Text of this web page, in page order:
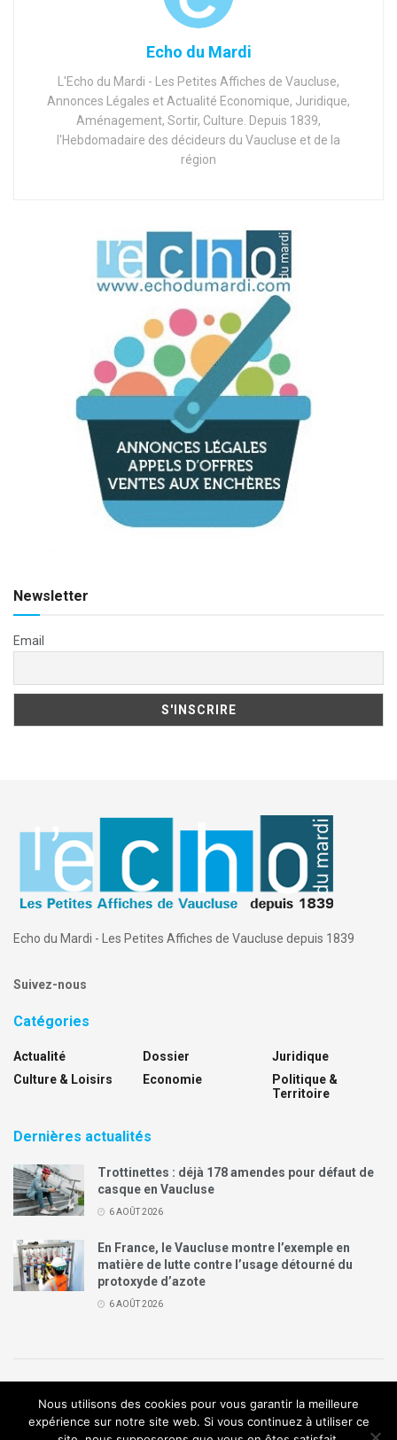
Echo du Mardi
L'Echo du Mardi - Les Petites Affiches de Vaucluse,
Annonces Légales et Actualité Economique, Juridique,
Aménagement, Sortir, Culture. Depuis 1839,
l'Hebdomadaire des décideurs du Vaucluse et de la
région
Newsletter
Email
Echo du Mardi - Les Petites Affiches de Vaucluse depuis 1839
Suivez-nous
Catégories
Actualité
Culture & Loisirs
Dossier
Economie
Juridique
Politique &
Territoire
Dernières actualités
Trottinettes : déjà 178 amendes pour défaut de
casque en Vaucluse
6 AOÛT 2026
En France, le Vaucluse montre l’exemple en
matière de lutte contre l’usage détourné du
protoxyde d’azote
6 AOÛT 2026
Politique de confidentialité Mentions légales
Contact
Annonces Legal Plus
Nous utilisons des cookies pour vous garantir la meilleure
expérience sur notre site web. Si vous continuez à utiliser ce